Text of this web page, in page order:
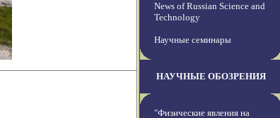
News of Russian Science and
Technology
Научные семинары
НАУЧНЫЕ ОБОЗРЕНИЯ
"Физические явления на